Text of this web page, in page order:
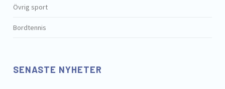
Övrig sport
Bordtennis
SENASTE NYHETER